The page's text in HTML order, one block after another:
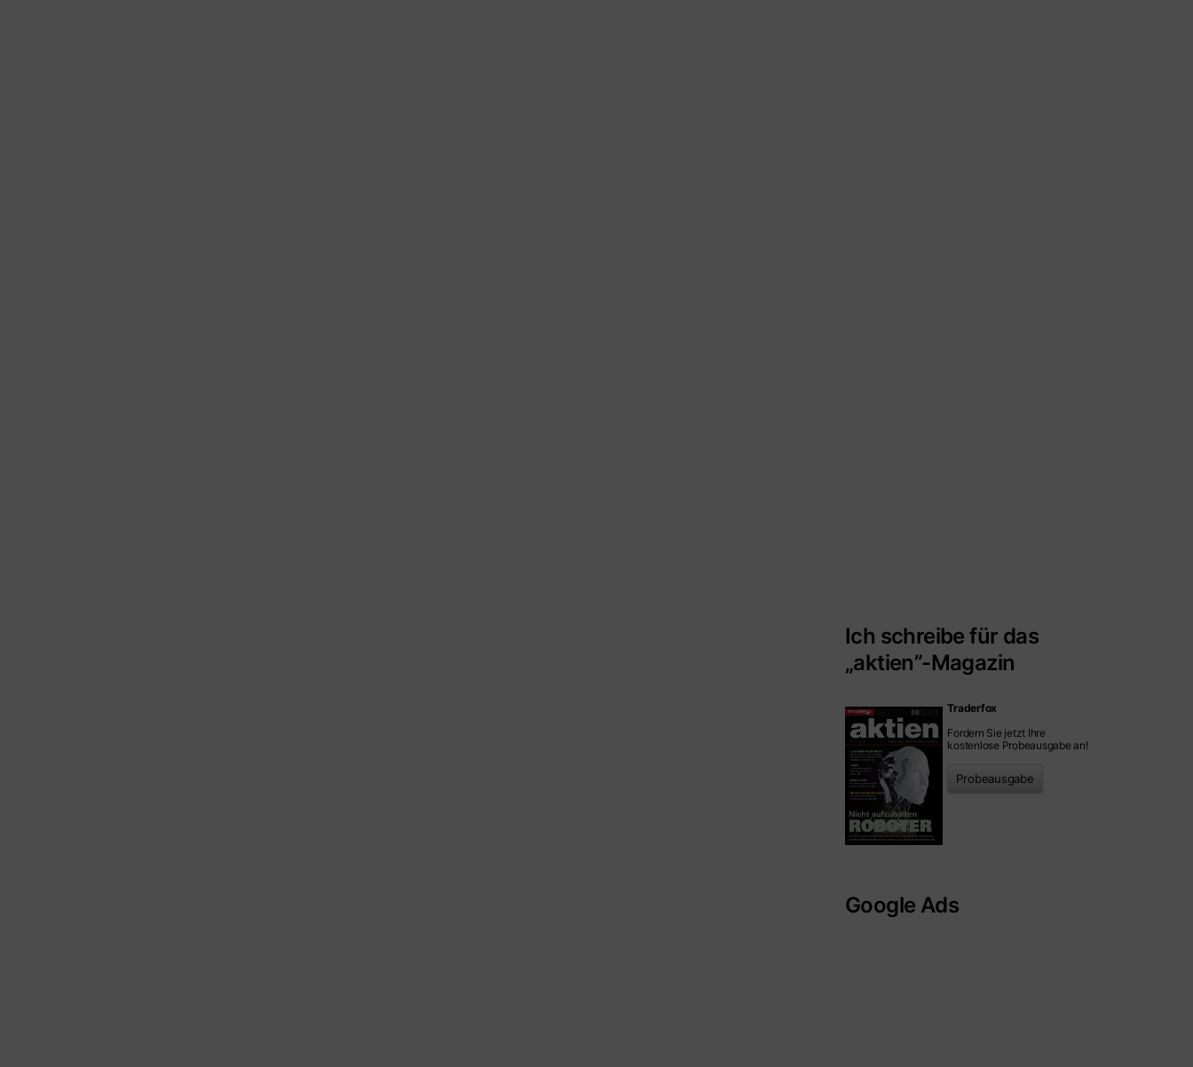
Ich schreibe für das
„aktien”-Magazin
Traderfox
Fordern Sie jetzt Ihre
kostenlose Probeausgabe an!
Probeausgabe
Google Ads